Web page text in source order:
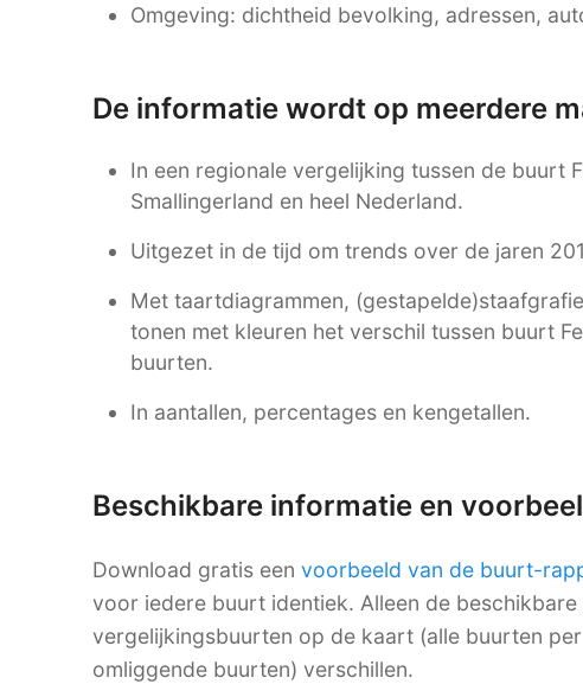
Omgeving: dichtheid bevolking, adressen,
De informatie wordt op meerdere
In een regionale vergelijking tussen de buurt
Smallingerland en heel Nederland.
Uitgezet in de tijd om trends over de jaren
Met taartdiagrammen,
tonen met kleuren het verschil tussen buurt
buurten.
In aantallen, percentages en kengetallen.
Beschikbare informatie en
Download gratis een voorbeeld van de buurt-
voor iedere buurt identiek. Alleen de
vergelijkingsbuurten op de kaart (alle buurten
omliggende buurten) verschillen.